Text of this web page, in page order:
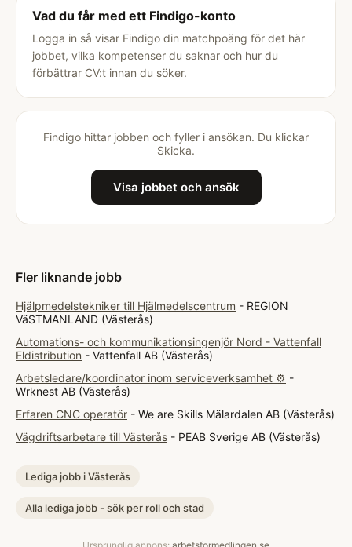
Vad du får med ett Findigo-konto
Logga in så visar Findigo din matchpoäng för det här
jobbet, vilka kompetenser du saknar och hur du
förbättrar CV:t innan du söker.
Findigo hittar jobben och fyller i ansökan. Du klickar
Skicka.
Visa jobbet och ansök
Fler liknande jobb
Hjälpmedelstekniker till Hjälmedelscentrum - REGION
VäSTMANLAND (Västerås)
Automations- och kommunikationsingenjör Nord - Vattenfall
Eldistribution - Vattenfall AB (Västerås)
Arbetsledare/koordinator inom serviceverksamhet ⚙️ -
Wrknest AB (Västerås)
Erfaren CNC operatör - We are Skills Mälardalen AB (Västerås)
Vägdriftsarbetare till Västerås - PEAB Sverige AB (Västerås)
Lediga jobb i Västerås
Alla lediga jobb - sök per roll och stad